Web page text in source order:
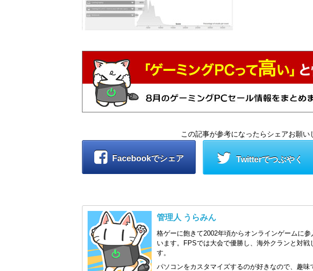
この記事が参考になったらシェアお願い
Facebookでシェア Twitterでつぶやく
管理人 うらみん
格ゲーに飽きて2002年頃からオンラインゲームに
います。FPSでは大会で優勝し、海外クランと対
す。
パソコンをカスタマイズするのが好きなので、趣